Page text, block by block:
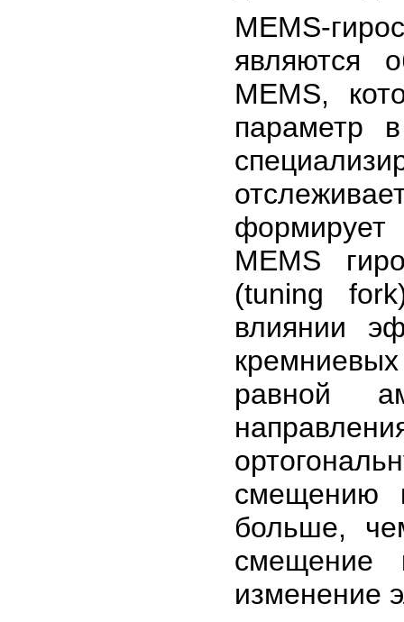
MEMS-
являются
MEMS,
параметр
формирует
MEMS
(tuning
влиянии
равной
смещению
больше,
смещение
изменение